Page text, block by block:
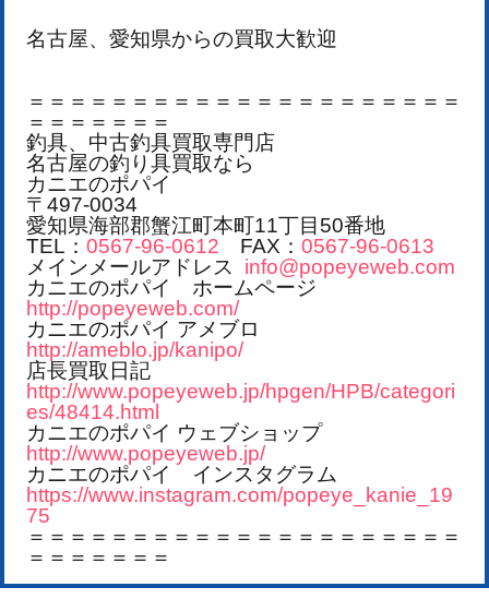
名古屋、愛知県からの買取大歓迎
＝＝＝＝＝＝＝＝＝＝＝＝＝＝＝＝＝＝＝＝＝
＝＝＝＝＝＝＝
釣具、中古釣具買取専門店
名古屋の釣り具買取なら
カニエのポパイ
〒497-0034
愛知県海部郡蟹江町本町11丁目50番地
TEL： 0567-96-0612 FAX： 0567-96-0613
メインメールアドレス
info@popeyeweb.com
カニエのポパイ ホームページ
http://popeyeweb.com/
カニエのポパイ アメブロ
http://ameblo.jp/kanipo/
店長買取日記
http://www.popeyeweb.jp/hpgen/HPB/categori
es/48414.html
カニエのポパイ ウェブショップ
http://www.popeyeweb.jp/
カニエのポパイ インスタグラム
https://www.instagram.com/popeye_kanie_19
75
＝＝＝＝＝＝＝＝＝＝＝＝＝＝＝＝＝＝＝＝＝
＝＝＝＝＝＝＝